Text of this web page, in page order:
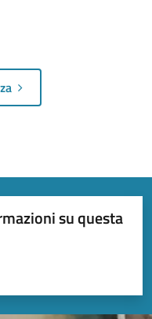
su questa